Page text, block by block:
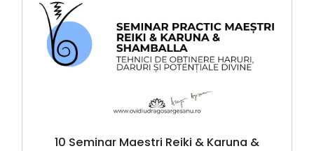
10 Seminar Maestri Reiki & Karuna &